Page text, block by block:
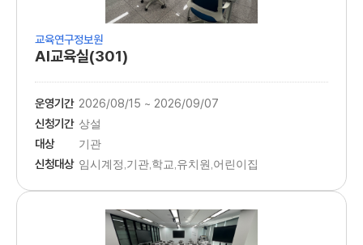
교육연구정보원
AI교육실(301)
운영기간 2026/08/15 ~ 2026/09/07
신청기간 상설
대상 기관
신청대상 임시계정,기관,학교,유치원,어린이집